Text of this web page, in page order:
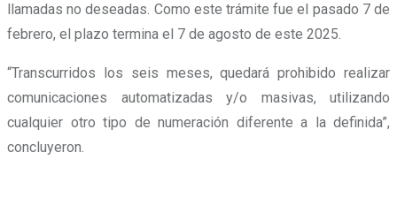
llamadas no deseadas. Como este trámite fue el pasado 7 de
febrero, el plazo termina el 7 de agosto de este 2025.
“Transcurridos los seis meses, quedará prohibido realizar
comunicaciones automatizadas y/o masivas, utilizando
cualquier otro tipo de numeración diferente a la definida”,
concluyeron.